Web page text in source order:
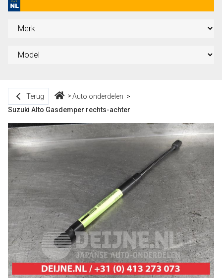
Terug
Auto onderdelen
Suzuki Alto Gasdemper rechts-achter